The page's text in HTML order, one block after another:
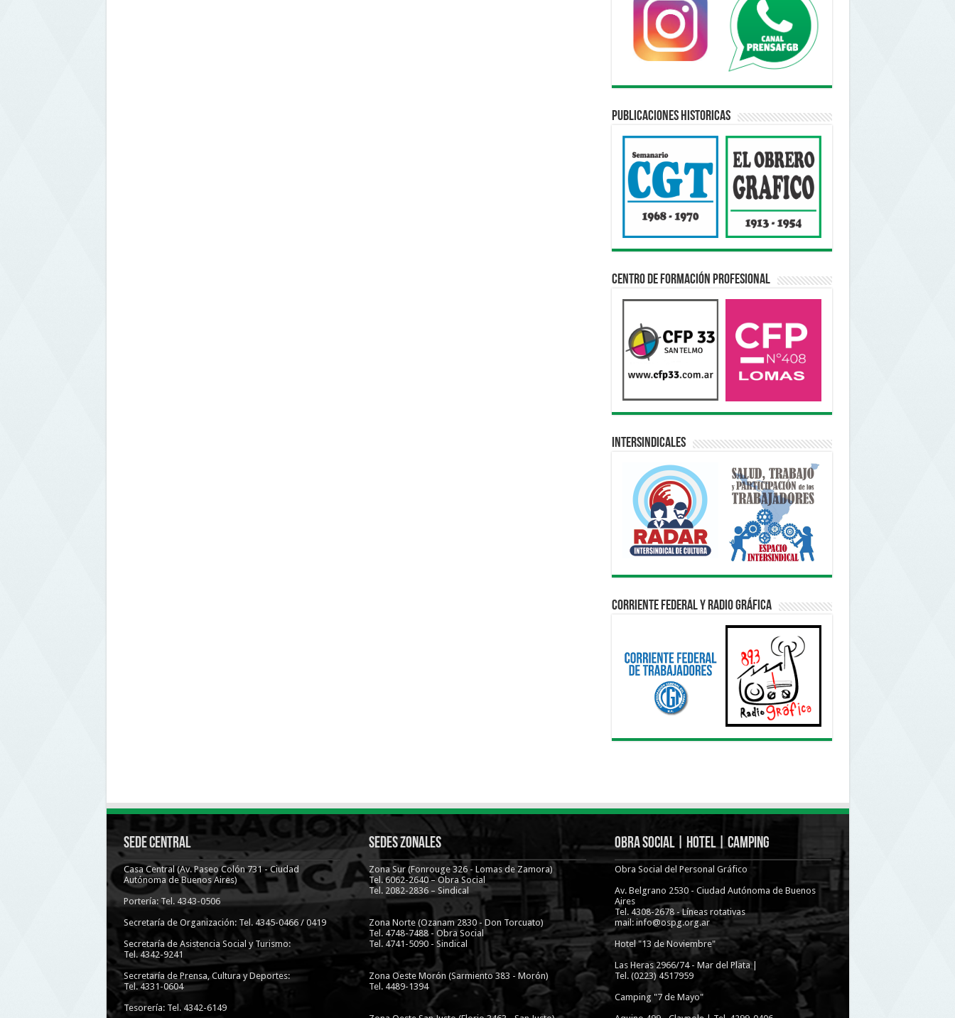
Publicaciones Historicas
Centro de Formación Profesional
Intersindicales
Corriente Federal y Radio Gráfica
Sede Central
Casa Central (Av. Paseo Colón 731 - Ciudad
Autónoma de Buenos Aires)
Portería: Tel. 4343-0506
Secretaría de Organización: Tel. 4345-0466 / 0419
Secretaría de Asistencia Social y Turismo:
Tel. 4342-9241
Secretaría de Prensa, Cultura y Deportes:
Tel. 4331-0604
Tesorería: Tel. 4342-6149
Sedes Zonales
Zona Sur (Fonrouge 326 - Lomas de Zamora)
Tel. 6062-2640 – Obra Social
Tel. 2082-2836 – Sindical
Zona Norte (Ozanam 2830 - Don Torcuato)
Tel. 4748-7488 - Obra Social
Tel. 4741-5090 - Sindical
Zona Oeste Morón (Sarmiento 383 - Morón)
Tel. 4489-1394
Obra Social | Hotel | Camping
Obra Social del Personal Gráfico
Av. Belgrano 2530 - Ciudad Autónoma de Buenos
Aires
Tel. 4308-2678 - Líneas rotativas
mail: info@ospg.org.ar
Hotel "13 de Noviembre"
Las Heras 2966/74 - Mar del Plata |
Tel. (0223) 4517959
Camping "7 de Mayo"